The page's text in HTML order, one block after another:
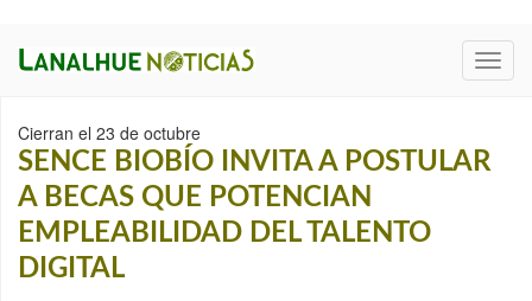
Cierran el 23 de octubre
SENCE BIOBÍO INVITA A POSTULAR
A BECAS QUE POTENCIAN
EMPLEABILIDAD DEL TALENTO
DIGITAL